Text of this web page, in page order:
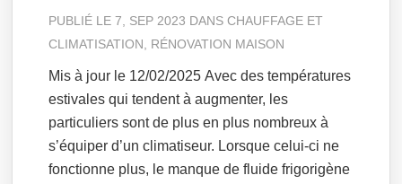
PUBLIÉ LE 7, SEP 2023 DANSCHAUFFAGE ET
CLIMATISATION
RÉNOVATION MAISON
Mis à jour le 12/02/2025 Avec des températures
estivales qui tendent à augmenter, les
particuliers sont de plus en plus nombreux à
s’équiper d’un climatiseur. Lorsque celui-ci ne
fonctionne plus, le manque de fluide frigorigène